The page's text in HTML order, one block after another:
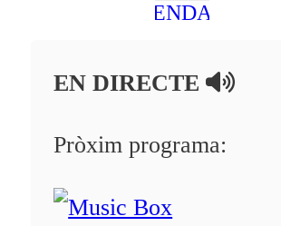
AGENDA
A la Carta
Programació
Fes-te'n soci!
EN DIRECTE
Pròxim programa: